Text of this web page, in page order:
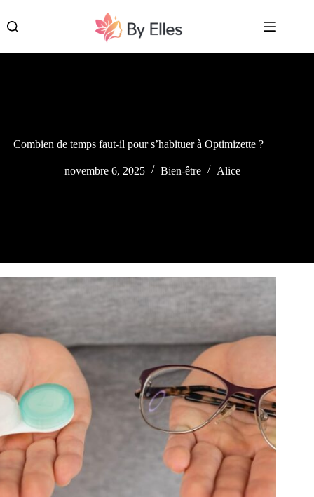
contenu
Combien de temps faut-il pour s’habituer à Optimizette ?
novembre 6, 2025 Bien-être Alice